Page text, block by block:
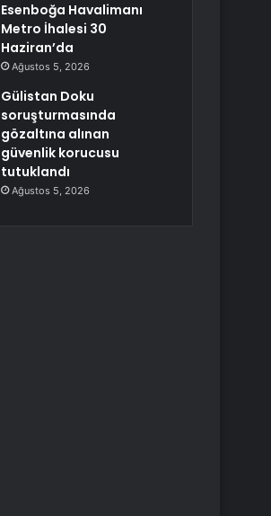
Esenboğa Havalimanı
Metro İhalesi 30
Haziran’da
Ağustos 5, 2026
Gülistan Doku
soruşturmasında
gözaltına alınan
güvenlik korucusu
tutuklandı
Ağustos 5, 2026